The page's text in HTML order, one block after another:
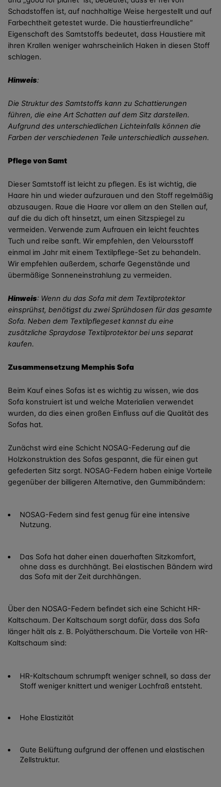
Schadstoffen ist, auf nachhaltige Weise hergestellt und auf
Farbechtheit getestet wurde. Die haustierfreundliche“
Eigenschaft des Samtstoffs bedeutet, dass Haustiere mit
ihren Krallen weniger wahrscheinlich Haken in diesen Stoff
schlagen.
Hinweis:
Die Struktur des Samtstoffs kann zu Schattierungen
führen, die eine Art Schatten auf dem Sitz darstellen.
Aufgrund des unterschiedlichen Lichteinfalls können die
Farben der verschiedenen Teile unterschiedlich aussehen.
Pflege von Samt
Dieser Samtstoff ist leicht zu pflegen. Es ist wichtig, die
Haare hin und wieder aufzurauen und den Stoff regelmäßig
abzusaugen. Raue die Haare vor allem an den Stellen auf,
auf die du dich oft hinsetzt, um einen Sitzspiegel zu
vermeiden. Verwende zum Aufrauen ein leicht feuchtes
Tuch und reibe sanft. Wir empfehlen, den Veloursstoff
einmal im Jahr mit einem Textilpflege-Set zu behandeln.
Wir empfehlen außerdem, scharfe Gegenstände und
übermäßige Sonneneinstrahlung zu vermeiden.
Hinweis: Wenn du das Sofa mit dem Textilprotektor
einsprühst, benötigst du zwei Sprühdosen für das gesamte
Sofa. Neben dem Textilpflegeset kannst du eine
zusätzliche Spraydose Textilprotektor bei uns separat
kaufen.
Zusammensetzung Memphis Sofa
Beim Kauf eines Sofas ist es wichtig zu wissen, wie das
Sofa konstruiert ist und welche Materialien verwendet
wurden, da dies einen großen Einfluss auf die Qualität des
Sofas hat.
Zunächst wird eine Schicht NOSAG-Federung auf die
Holzkonstruktion des Sofas gespannt, die für einen gut
gefederten Sitz sorgt. NOSAG-Federn haben einige Vorteile
gegenüber der billigeren Alternative, den Gummibändern:
NOSAG-Federn sind fest genug für eine intensive
Nutzung.
Das Sofa hat daher einen dauerhaften Sitzkomfort,
ohne dass es durchhängt. Bei elastischen Bändern wird
das Sofa mit der Zeit durchhängen.
Über den NOSAG-Federn befindet sich eine Schicht HR-
Kaltschaum. Der Kaltschaum sorgt dafür, dass das Sofa
länger hält als z. B. Polyätherschaum. Die Vorteile von HR-
Kaltschaum sind:
HR-Kaltschaum schrumpft weniger schnell, so dass der
Stoff weniger knittert und weniger Lochfraß entsteht.
Hohe Elastizität
Gute Belüftung aufgrund der offenen und elastischen
Zellstruktur.